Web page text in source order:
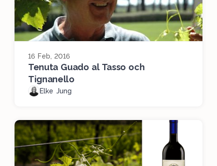
16 Feb, 2016
Tenuta Guado al Tasso och
Tignanello
Elke Jung